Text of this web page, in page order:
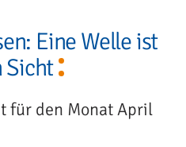
Eine Welle ist
Sicht
für den Monat April